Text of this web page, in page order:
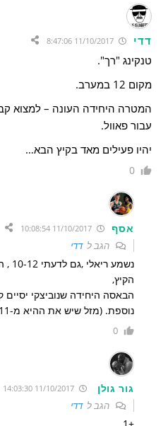
דדי
טנקינג "רך".
מקום 12 במערב.
המטרה היחידה העונה – למצוא
עבור פאוול.
יהיו פעילים מאד בקיץ הבא…
0
אסף
הגב לדדי
הקיץ,
הבאסה היחידה שנוביצקי
נוספת. (מזל שיש את ההיא מ-2011 שרשומה עליו בענק)
0
גור גולן 11/10/2017 14:03:30
הגב לדדי